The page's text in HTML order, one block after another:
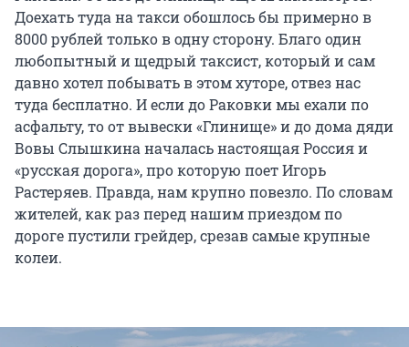
Доехать туда на такси обошлось бы примерно в
8000 рублей только в одну сторону. Благо один
любопытный и щедрый таксист, который и сам
давно хотел побывать в этом хуторе, отвез нас
туда бесплатно. И если до Раковки мы ехали по
асфальту, то от вывески «Глинище» и до дома дяди
Вовы Слышкина началась настоящая Россия и
«русская дорога», про которую поет Игорь
Растеряев. Правда, нам крупно повезло. По словам
жителей, как раз перед нашим приездом по
дороге пустили грейдер, срезав самые крупные
колеи.